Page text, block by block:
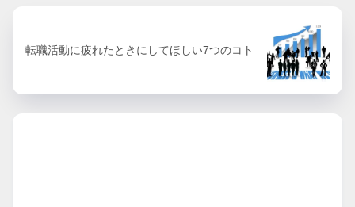
転職活動に疲れたときにしてほしい7つのコト